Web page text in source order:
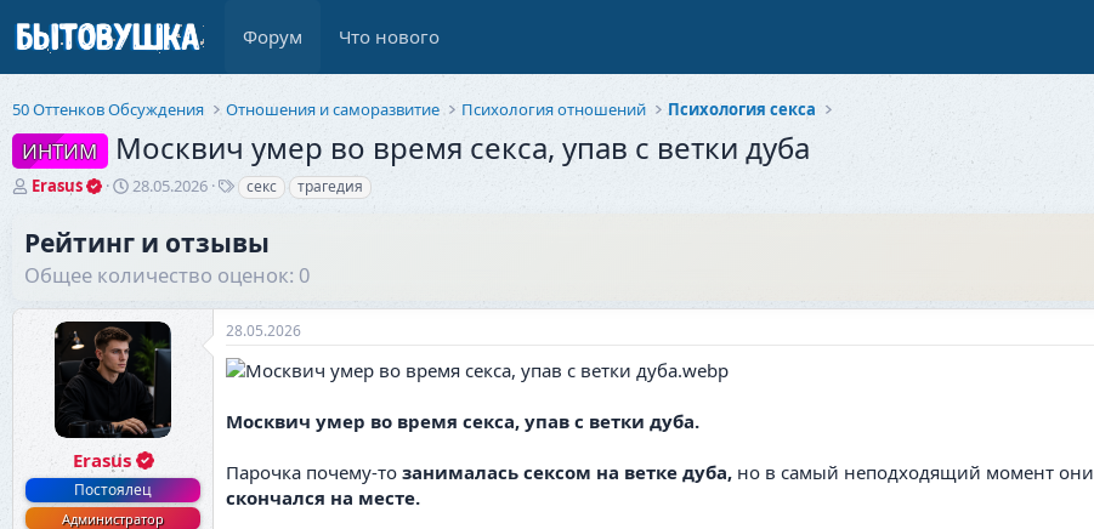
Форум Что нового
50 Оттенков Обсуждения Отношения и саморазвитие Психология отношений Психология секса
ИНТИМ Москвич умер во время секса, упав с ветки дуба
А
о
р
е
Erasus
Д
н
ч
а
л
а
28.05.2026
Т
и
секс трагедия
Рейтинг и отзывы
Общее количество оценок: 0
Erasus
Постоялец
Администратор
28.05.2026
Москвич умер во время секса, упав с ветки дуба.
Парочка почему-то занималась сексом на ветке дуба, но в самый неподходящий момент они
скончался на месте.